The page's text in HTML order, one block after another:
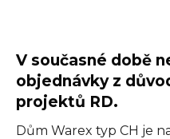
V současné době
objednávky z
projektů RD.
Dům Warex typ CH je